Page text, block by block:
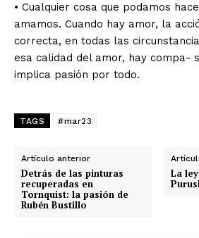
• Cualquier cosa que podamos
amamos. Cuando hay amor, la
correcta, en todas las
esa calidad del amor, hay compa-
implica pasión por todo.
TAGS #mar23
Artículo anterior
Detrás de las pinturas
recuperadas en
Tornquist: la pasión de
Rubén Bustillo
La